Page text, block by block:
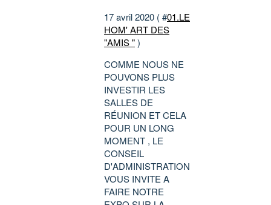
17 avril 2020 ( #01.LE
HOM' ART DES
"AMIS ")
COMME NOUS NE
POUVONS PLUS
INVESTIR LES
SALLES DE
RÉUNION ET CELA
POUR UN LONG
MOMENT , LE
CONSEIL
D'ADMINISTRATION
VOUS INVITE A
FAIRE NOTRE